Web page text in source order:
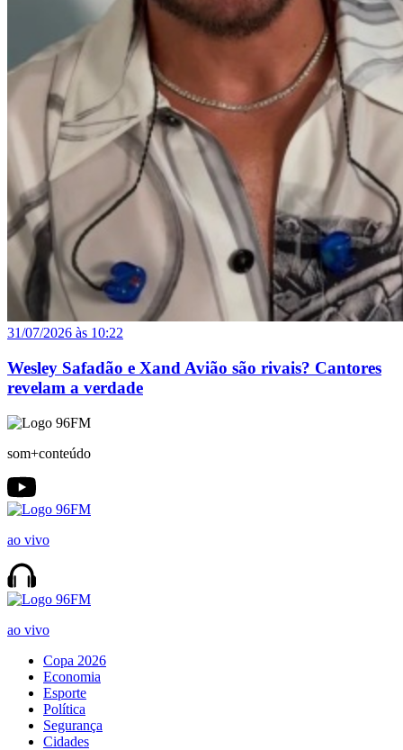
31/07/2026 às 10:22
Wesley Safadão e Xand Avião são rivais? Cantores
revelam a verdade
som+conteúdo
ao vivo
ao vivo
Copa 2026
Economia
Esporte
Política
Segurança
Cidades